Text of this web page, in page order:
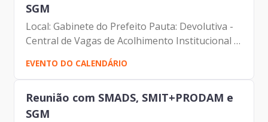
SGM
Local: Gabinete do Prefeito Pauta: Devolutiva -
Central de Vagas de Acolhimento Institucional e
Familiar da SMADS Participantes: Rubens
Naman Rizek Junior Juan Quiros Johann
Nogueira Dantas...
EVENTO DO CALENDÁRIO
Reunião com SMADS, SMIT+PRODAM e
SGM